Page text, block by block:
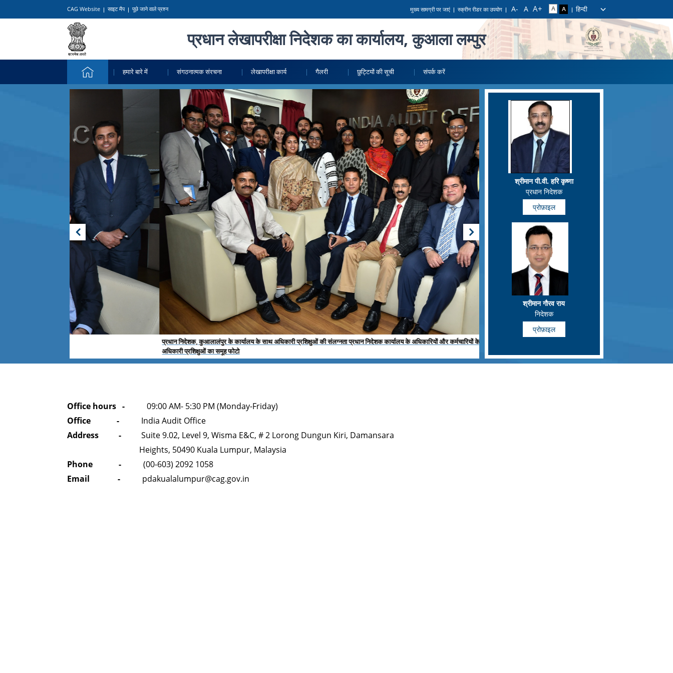
CAG Website साइट मैप पूछे जाने वाले प्रश्न मुख्य सामग्री पर जाएं स्क्रीन रीडर का उपयोग हिन्दी
प्रधान लेखापरीक्षा निदेशक का कार्यालय, कुआला लम्पुर
हमारे बारे में संगठनात्मक संरचना लेखापरीक्षा कार्य गैलरी छुट्टियों की सूची संपर्क करें
प्रधान निदेशक, कुआलालंपुर के कार्यालय के साथ अधिकारी प्रशिक्षुओं की संलग्नता प्रधान निदेशक कार्यालय के अधिकारियों और कर्मचारियों के साथ पाठ्यक्रम निदेशक और
श्रीमान पी.वी. हरि कृष्णा
प्रधान निदेशक
प्रोफ़ाइल
श्रीमान गौरव राय
निदेशक
प्रोफ़ाइल
Office hours - 09:00 AM- 5:30 PM (Monday-Friday)
Office - India Audit Office
Address - Suite 9.02, Level 9, Wisma E&C, # 2 Lorong Dungun Kiri, Damansara
Heights, 50490 Kuala Lumpur, Malaysia
Phone - (00-603) 2092 1058
Email - pdakualalumpur@cag.gov.in